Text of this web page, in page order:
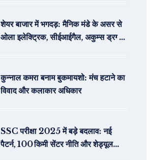
शेयर बाजार में भगदड़: मैनिक मंडे के असर से
ओला इलेक्ट्रिक, सीईआईगैल, अकुम्स ड्रग्स
कुन्नाल कमरा बनाम बुकमायशो: मंच हटाने का
विवाद और कलाकार अधिकार
SSC परीक्षा 2025 में बड़े बदलाव: नई
पैटर्न, 100 किमी सेंटर नीति और शेड्यूल